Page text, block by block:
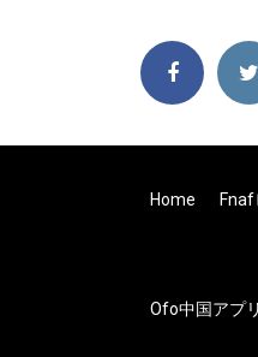
Home
Ofo中国アプ